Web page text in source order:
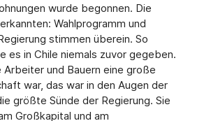
wurde begonnen. Die
Wahlprogramm und
stimmen überein. So
es in Chile niemals zuvor gegeben.
Arbeiter und Bauern eine große
war, das war in den Augen der
größte Sünde der Regierung. Sie
Großkapital und am